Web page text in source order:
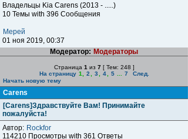
Владельцы Kia Carens (2013 - .....)
10 Темы with 396 Сообщения
Мерей
01 ноя 2019, 00:37
Модератор: Модераторы
Страница 1 из 7[ Тем: 248 ]
На страницу 1 2 3 4 5 7
След.
Начать новую тему
Carens
[Carens]Здравствуйте Вам! Принимайте
пожалуйста!
Автор: Rockfor
114210 Просмотры with 361 Ответы